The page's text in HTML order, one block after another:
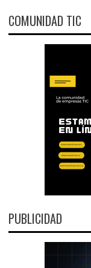
COMUNIDAD TIC
PUBLICIDAD